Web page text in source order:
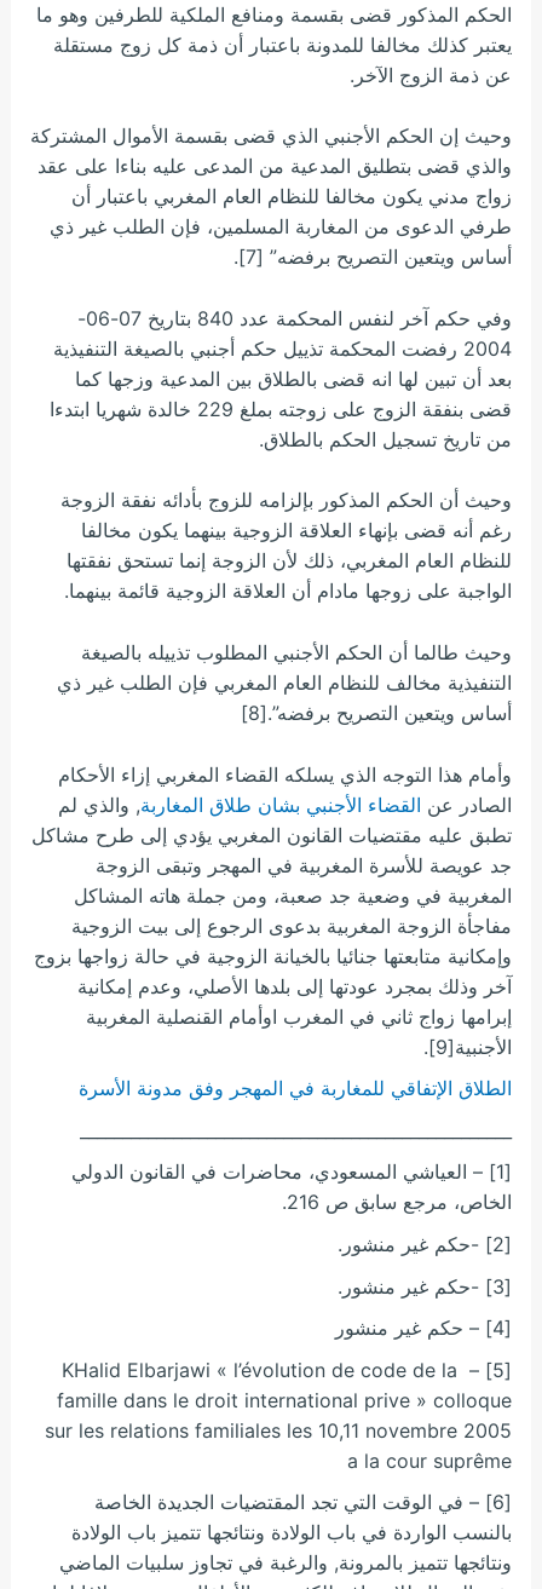
الحكم المذكور قضى بقسمة ومنافع الملكية للطرفين وهو ما
يعتبر كذلك مخالفا للمدونة باعتبار أن ذمة كل زوج مستقلة
عن ذمة الزوج الآخر.
وحيث إن الحكم الأجنبي الذي قضى بقسمة الأموال المشتركة
والذي قضى بتطليق المدعية من المدعى عليه بناءا على عقد
زواج مدني يكون مخالفا للنظام العام المغربي باعتبار أن
طرفي الدعوى من المغاربة المسلمين، فإن الطلب غير ذي
أساس ويتعين التصريح برفضه” [7].
وفي حكم آخر لنفس المحكمة عدد 840 بتاريخ 07-06-
2004 رفضت المحكمة تذييل حكم أجنبي بالصيغة التنفيذية
بعد أن تبين لها انه قضى بالطلاق بين المدعية وزجها كما
قضى بنفقة الزوج على زوجته بملغ 229 خالدة شهريا ابتدءا
من تاريخ تسجيل الحكم بالطلاق.
وحيث أن الحكم المذكور بإلزامه للزوج بأدائه نفقة الزوجة
رغم أنه قضى بإنهاء العلاقة الزوجية بينهما يكون مخالفا
للنظام العام المغربي، ذلك لأن الزوجة إنما تستحق نفقتها
الواجبة على زوجها مادام أن العلاقة الزوجية قائمة بينهما.
وحيث طالما أن الحكم الأجنبي المطلوب تذييله بالصيغة
التنفيذية مخالف للنظام العام المغربي فإن الطلب غير ذي
أساس ويتعين التصريح برفضه”.[8]
وأمام هذا التوجه الذي يسلكه القضاء المغربي إزاء الأحكام
الصادر عن القضاء الأجنبي بشان طلاق المغاربة, والذي لم
تطبق عليه مقتضيات القانون المغربي يؤدي إلى طرح مشاكل
جد عويصة للأسرة المغربية في المهجر وتبقى الزوجة
المغربية في وضعية جد صعبة، ومن جملة هاته المشاكل
مفاجأة الزوجة المغربية بدعوى الرجوع إلى بيت الزوجية
وإمكانية متابعتها جنائيا بالخيانة الزوجية في حالة زواجها بزوج
آخر وذلك بمجرد عودتها إلى بلدها الأصلي، وعدم إمكانية
إبرامها زواج ثاني في المغرب اوأمام القنصلية المغربية
الأجنبية[9].
الطلاق الإتفاقي للمغاربة في المهجر وفق مدونة الأسرة
[1] – العياشي المسعودي، محاضرات في القانون الدولي
الخاص، مرجع سابق ص 216.
[2] -حكم غير منشور.
[3] -حكم غير منشور.
[4] – حكم غير منشور
[5] – KHalid Elbarjawi « l’évolution de code de la
famille dans le droit international prive » colloque
sur les relations familiales les 10,11 novembre 2005
a la cour suprême
[6] – في الوقت التي تجد المقتضيات الجديدة الخاصة
بالنسب الواردة في باب الولادة ونتائجها تتميز باب الولادة
ونتائجها تتميز بالمرونة, والرغبة في تجاوز سلبيات الماضي